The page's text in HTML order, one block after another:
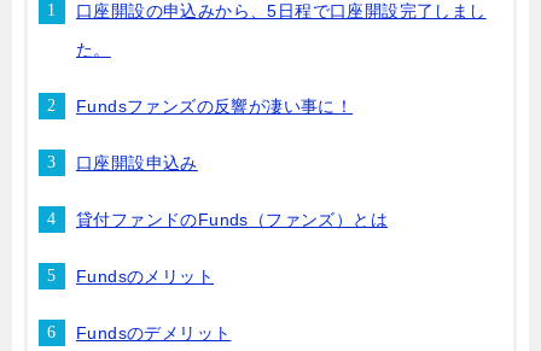
口座開設の申込みから、5日程で口座開設完了しまし
た。
Fundsファンズの反響が凄い事に！
口座開設申込み
貸付ファンドのFunds（ファンズ）とは
Fundsのメリット
Fundsのデメリット